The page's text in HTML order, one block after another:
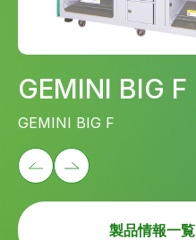
GEMINI BIG F
GEMINI BIG F
製品情報一覧